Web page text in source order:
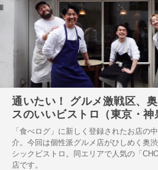
通いたい！ グルメ激戦区、
スのいいビストロ（東京・神
「食べログ」に新しく登録されたお店の
介。今回は個性派グルメ店がひしめく奥
シックビストロ。同エリアで人気の「
店です。